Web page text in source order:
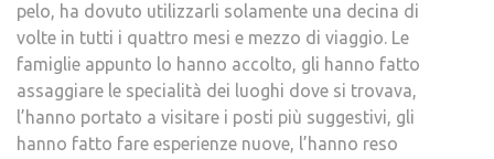
pelo, ha dovuto utilizzarli solamente una decina di
volte in tutti i quattro mesi e mezzo di viaggio. Le
famiglie appunto lo hanno accolto, gli hanno fatto
assaggiare le specialità dei luoghi dove si trovava,
l’hanno portato a visitare i posti più suggestivi, gli
hanno fatto fare esperienze nuove, l’hanno reso